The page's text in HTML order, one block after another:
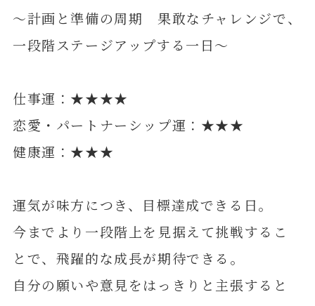
～計画と準備の周期 果敢なチャレンジで、
一段階ステージアップする一日～
仕事運：★★★★
恋愛・パートナーシップ運：★★★
健康運：★★★
運気が味方につき、目標達成できる日。
今までより一段階上を見据えて挑戦するこ
とで、飛躍的な成長が期待できる。
自分の願いや意見をはっきりと主張すると